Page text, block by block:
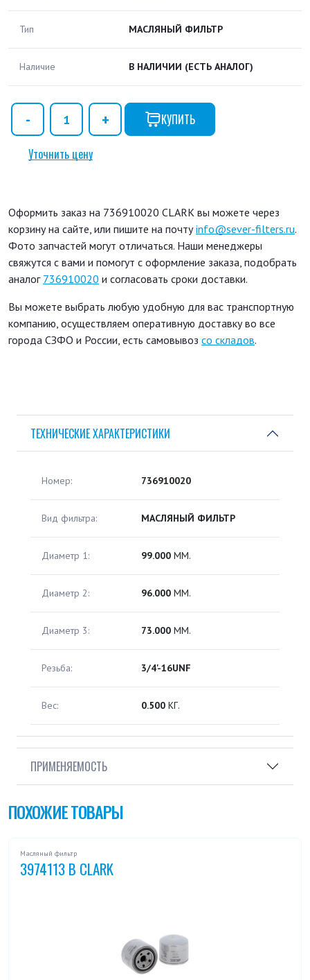
Тип МАСЛЯНЫЙ ФИЛЬТР
Наличие В НАЛИЧИИ (ЕСТЬ АНАЛОГ)
КУПИТЬ
Уточнить цену
Оформить заказ на 736910020 CLARK вы можете через
корзину на сайте, или пишите на почтуinfo@sever-filters.ru.
Фото запчастей могут отличаться. Наши менеджеры
свяжутся с вами и помогут с оформление заказа, подобрать
аналог 736910020 и согласовать сроки доставки.
Вы можете выбрать любую удобную для вас транспортную
компанию, осуществляем оперативную доставку во все
города СЗФО и России, есть самовывоз со складов.
ТЕХНИЧЕСКИЕ ХАРАКТЕРИСТИКИ
Номер: 736910020
Вид фильтра: МАСЛЯНЫЙ ФИЛЬТР
Диаметр 1: 99.000 ММ.
Диаметр 2: 96.000 ММ.
Диаметр 3: 73.000 ММ.
Резьба: 3/4'-16UNF
Вес: 0.500 КГ.
ПРИМЕНЯЕМОСТЬ
ПОХОЖИЕ ТОВАРЫ
Масляный фильтр
3974113 B CLARK